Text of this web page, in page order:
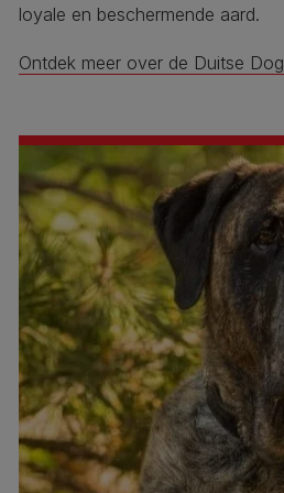
loyale en beschermende aard.
Ontdek meer over de Duitse Dog